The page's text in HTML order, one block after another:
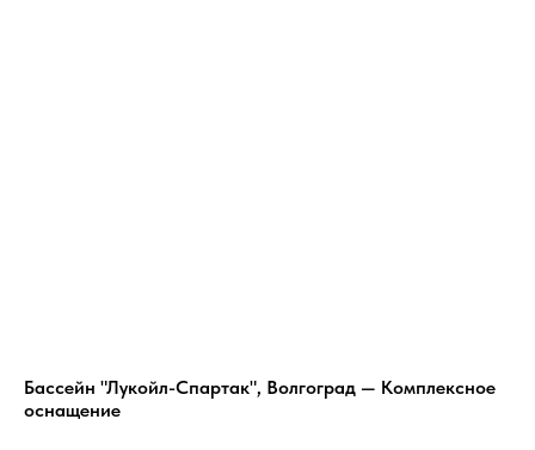
Бассейн "Лукойл-Спартак", Волгоград — Комплексное
оснащение